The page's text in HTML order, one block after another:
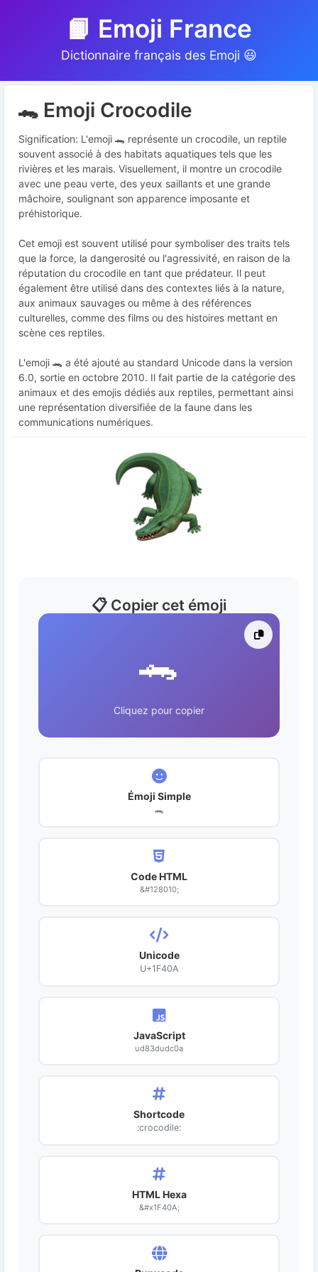
📙 Emoji France
Dictionnaire français des Emoji 😃
🐊 Emoji Crocodile
Signification: L'emoji 🐊 représente un crocodile, un reptile
souvent associé à des habitats aquatiques tels que les
rivières et les marais. Visuellement, il montre un crocodile
avec une peau verte, des yeux saillants et une grande
mâchoire, soulignant son apparence imposante et
préhistorique.
Cet emoji est souvent utilisé pour symboliser des traits tels
que la force, la dangerosité ou l'agressivité, en raison de la
réputation du crocodile en tant que prédateur. Il peut
également être utilisé dans des contextes liés à la nature,
aux animaux sauvages ou même à des références
culturelles, comme des films ou des histoires mettant en
scène ces reptiles.
L'emoji 🐊 a été ajouté au standard Unicode dans la version
6.0, sortie en octobre 2010. Il fait partie de la catégorie des
animaux et des emojis dédiés aux reptiles, permettant ainsi
une représentation diversifiée de la faune dans les
communications numériques.
📋 Copier cet émoji
🐊
Cliquez pour copier
Émoji Simple
🐊
Code HTML
&#128010;
Unicode
U+1F40A
JavaScript
ud83dudc0a
Shortcode
:crocodile:
HTML Hexa
&#x1F40A;